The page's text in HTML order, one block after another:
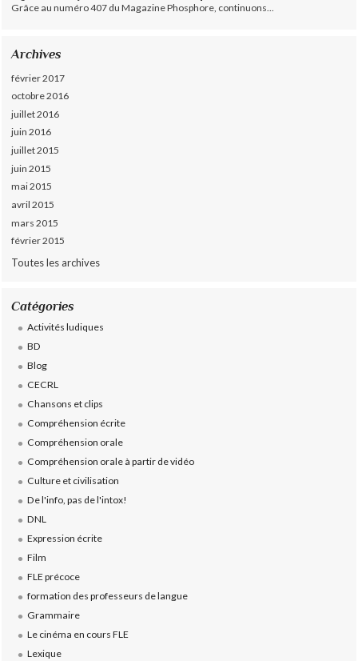
Grâce au numéro 407 du Magazine Phosphore, continuons...
Archives
février 2017
octobre 2016
juillet 2016
juin 2016
juillet 2015
juin 2015
mai 2015
avril 2015
mars 2015
février 2015
Toutes les archives
Catégories
Activités ludiques
BD
Blog
CECRL
Chansons et clips
Compréhension écrite
Compréhension orale
Compréhension orale à partir de vidéo
Culture et civilisation
De l'info, pas de l'intox!
DNL
Expression écrite
Film
FLE précoce
formation des professeurs de langue
Grammaire
Le cinéma en cours FLE
Lexique